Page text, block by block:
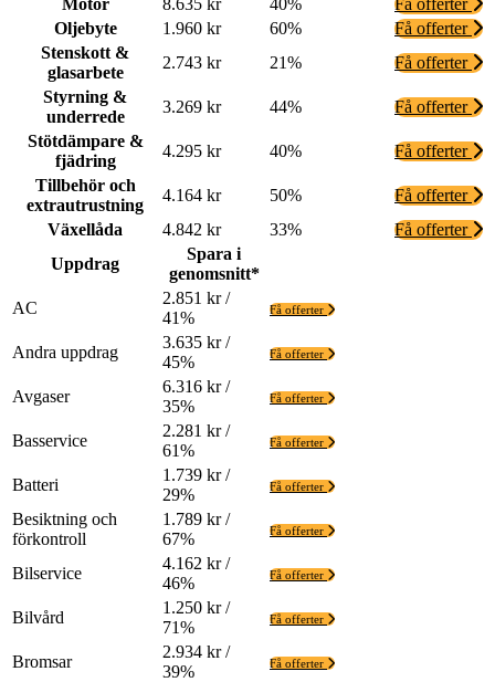
Oljebyte
1.960 kr 60%
Få offerter
Stenskott &
glasarbete
2.743 kr 21%
Få offerter
Styrning &
underrede
3.269 kr 44%
Få offerter
Stötdämpare &
fjädring
4.295 kr 40%
Få offerter
Tillbehör och
extrautrustning
4.164 kr 50%
Få offerter
Växellåda
4.842 kr 33%
Få offerter
Uppdrag
Spara i
genomsnitt*
AC
2.851 kr /
41%
Få offerter
Andra uppdrag
3.635 kr /
45%
Få offerter
Avgaser
6.316 kr /
35%
Få offerter
Basservice
2.281 kr /
61%
Få offerter
Batteri
1.739 kr /
29%
Få offerter
Besiktning och
förkontroll
1.789 kr /
67%
Få offerter
Bilservice
4.162 kr /
46%
Få offerter
Bilvård
1.250 kr /
71%
Få offerter
Bromsar
2.934 kr /
39%
Få offerter